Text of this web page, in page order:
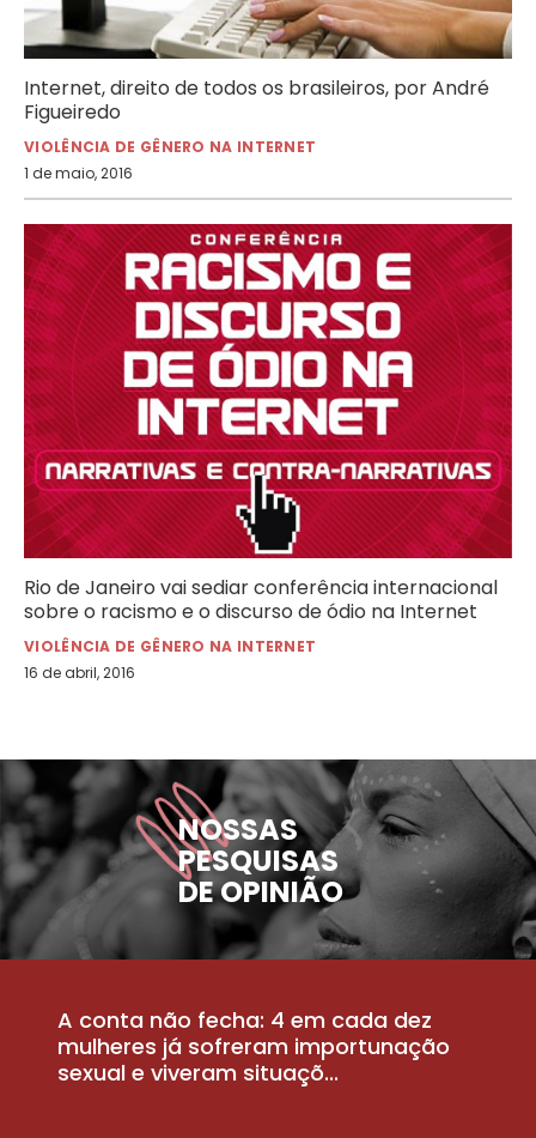
Internet, direito de todos os brasileiros, por André
Figueiredo
VIOLÊNCIA DE GÊNERO NA INTERNET
1 de maio, 2016
Rio de Janeiro vai sediar conferência internacional
sobre o racismo e o discurso de ódio na Internet
VIOLÊNCIA DE GÊNERO NA INTERNET
16 de abril, 2016
NOSSAS
PESQUISAS
DE OPINIÃO
A conta não fecha: 4 em cada dez
mulheres já sofreram importunação
sexual e viveram situaçõ...